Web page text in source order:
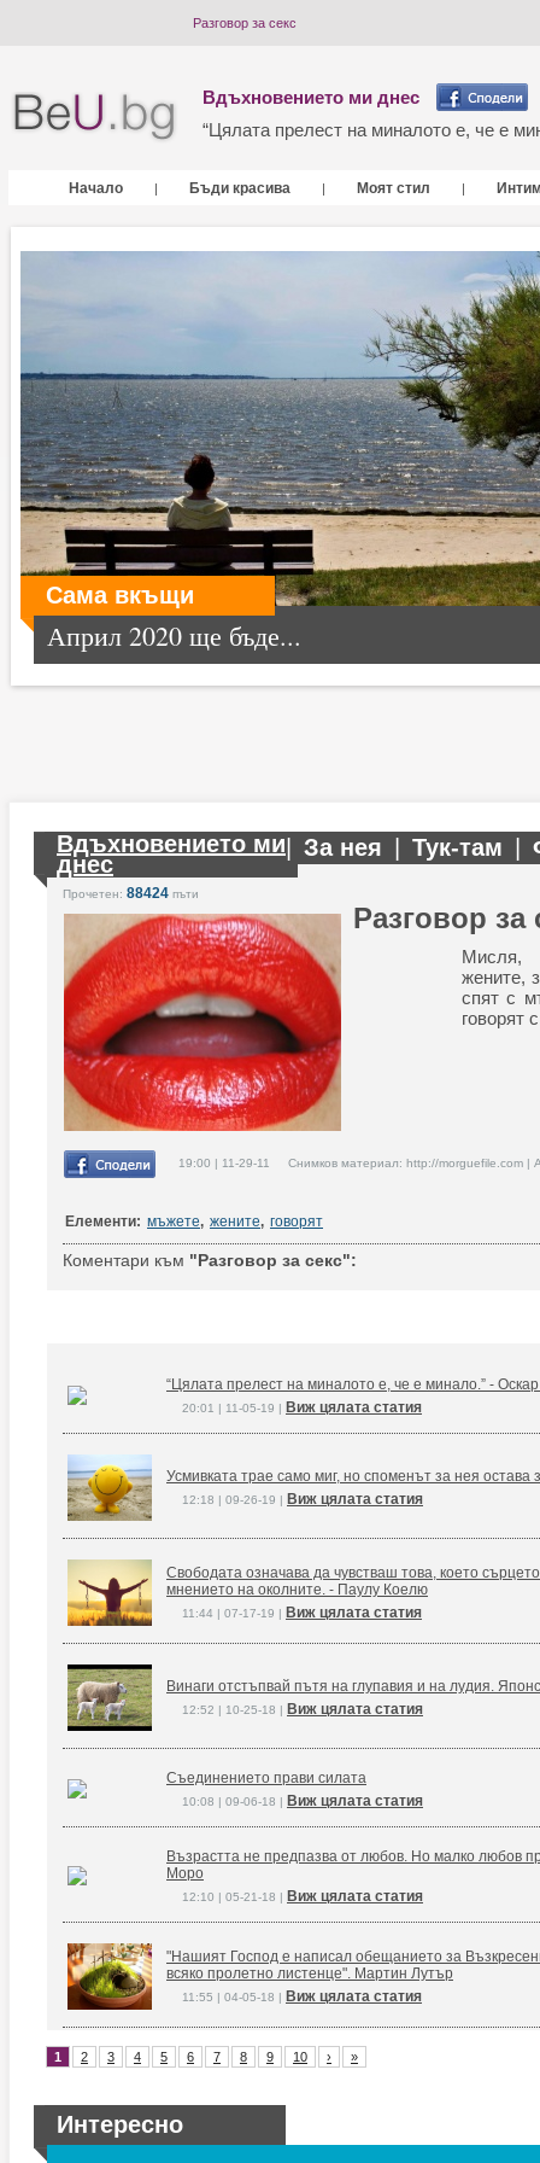
Разговор за секс
Вдъхновението ми днес
“Цялата прелест на миналото е, че е
Начало | Бъди красива | Моят стил |
Сама вкъщи
Април 2020 ще бъде...
Вдъхновението ми
днес
За нея Тук-там
Прочетен: 88424 пъти
Разговор за
Мисля,
жените,
спят с
говорят
19:00 | 11-29-11 Снимков материал: http://morguefile.com |
Елементи: мъжете, жените, говорят
Коментари към "Разговор за секс":
“Цялата прелест на миналото е, че е минало.” -
20:01 | 11-05-19 | Виж цялата статия
Усмивката трае само миг, но споменът за нея остава
12:18 | 09-26-19 | Виж цялата статия
Свободата означава да чувстваш това, което
мнението на околните. - Паулу Коелю
11:44 | 07-17-19 | Виж цялата статия
Винаги отстъпвай пътя на глупавия и на лудия.
12:52 | 10-25-18 | Виж цялата статия
Съединението прави силата
10:08 | 09-06-18 | Виж цялата статия
Възрастта не предпазва от любов. Но малко любов
Моро
12:10 | 05-21-18 | Виж цялата статия
"Нашият Господ е написал обещанието за
всяко пролетно листенце". Мартин Лутър
11:55 | 04-05-18 | Виж цялата статия
1 2 3 4 5 6 7 8 9 10 › »
Интересно